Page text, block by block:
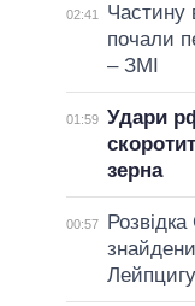
02:41
Частину
почали
– ЗМІ
01:59 Удари
зерна
00:57